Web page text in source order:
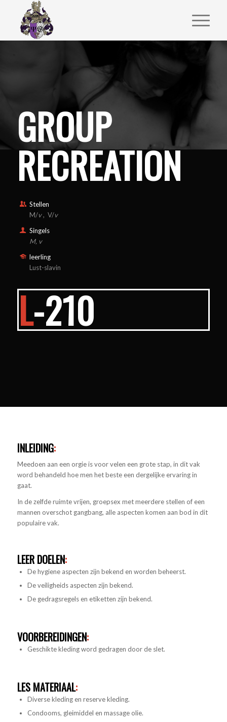
GROUP
RECREATION
Stellen
M/v, V/v
Singels
M, v
leerling
Lust-slavin
L-210
INLEIDING:
Meedoen aan een orgie is voor velen een grote stap, in dit vak
word behandeld hoe men het beste een dergelijke ervaring in
gaat.
In de zelfde ruimte vrijen, groepsex met meerdere stellen of een
mannen overschot gangbang, alle aspecten komen aan bod in dit
populaire vak.
LEER DOELEN:
De hygiene aspecten zijn bekend en worden beheerst.
De veiligheids aspecten zijn bekend.
De gedragsregels en etiketten zijn bekend.
VOORBEREIDINGEN:
Geschikte kleding word gedragen door de slet.
LES MATERIAAL:
Diverse kleding en reserve kleding.
Condooms, gleimiddel en massage olie.